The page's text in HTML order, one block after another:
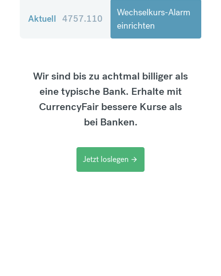
Aktuell 4757.110
Wechselkurs-Alarm
einrichten
Wir sind bis zu achtmal billiger als
eine typische Bank. Erhalte mit
CurrencyFair bessere Kurse als
bei Banken.
Jetzt loslegen arrow_forward